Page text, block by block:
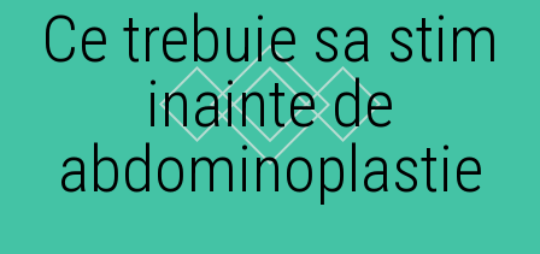
Ce trebuie sa stim
inainte de
abdominoplastie